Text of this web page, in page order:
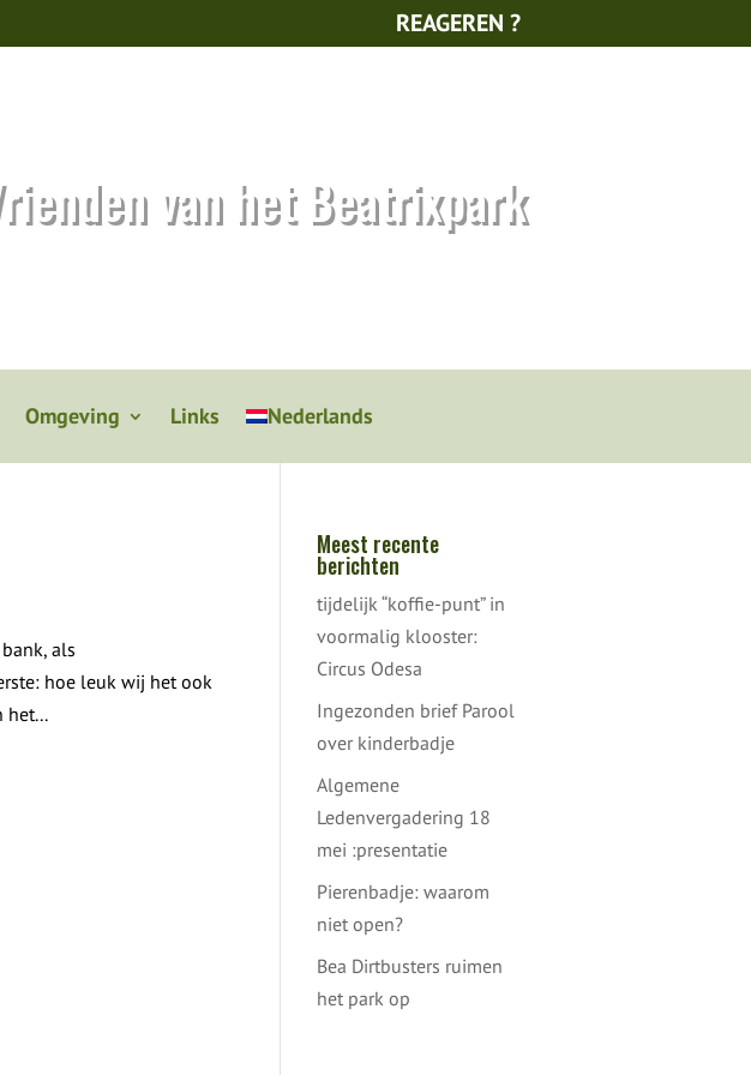
REAGEREN ?
van het Beatrixpark
Omgeving Links Nederlands
als
hoe leuk wij het ook
het...
Meest recente
berichten
tijdelijk “koffie-punt” in
voormalig klooster:
Circus Odesa
Ingezonden brief Parool
over kinderbadje
Algemene
Ledenvergadering 18
mei :presentatie
Pierenbadje: waarom
niet open?
Bea Dirtbusters ruimen
het park op